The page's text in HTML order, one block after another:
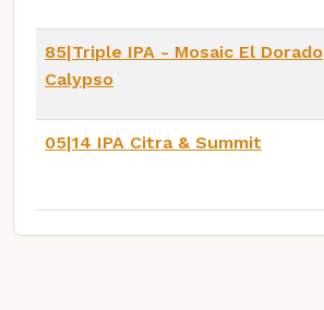
85|Triple IPA - Mosaic El Dorado
Calypso
05|14 IPA Citra & Summit